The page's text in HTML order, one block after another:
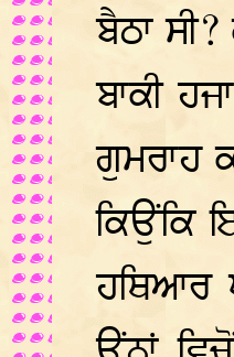
ਬੈਠਾ
ਬਾਕੀ
ਗੁਮਰਾਹ
ਕਿਉਂਕਿ
ਹਥਿਆਰ